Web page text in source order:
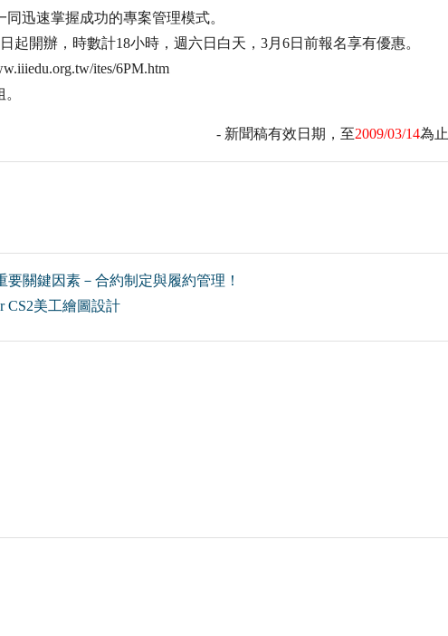
迅速掌握成功的專案管理模式。
起開辦，時數計18小時，週六日白天，3月6日前報名享有優惠。
ites/6PM.htm
- 新聞稿有效日期，至2009/03/14為止
關鍵因素－合約制定與履約管理！
CS2美工繪圖設計